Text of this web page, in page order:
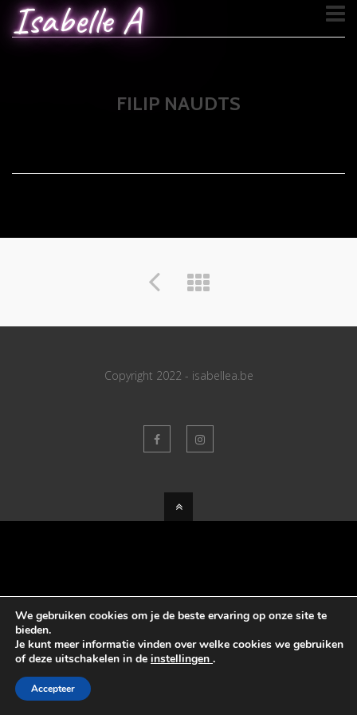
Isabelle A
FILIP NAUDTS
Copyright 2022 - isabellea.be
We gebruiken cookies om je de beste ervaring op onze site te
bieden.
Je kunt meer informatie vinden over welke cookies we gebruiken
of deze uitschakelen in de instellingen .
Accepteer